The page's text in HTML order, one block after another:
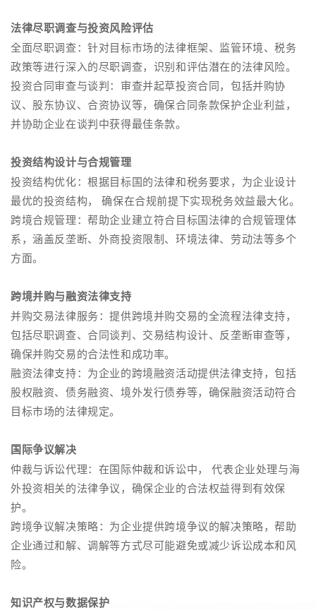
法律尽职调查与投资风险评估
全面尽职调查：针对目标市场的法律框架、监管环境、税务
政策等进行深入的尽职调查，识别和评估潜在的法律风险。
投资合同审查与谈判：审查并起草投资合同，包括并购协
议、股东协议、合资协议等，确保合同条款保护企业利益，
并协助企业在谈判中获得最佳条款。
投资结构设计与合规管理
投资结构优化：根据目标国的法律和税务要求，为企业设计
最优的投资结构， 确保在合规前提下实现税务效益最大化。
跨境合规管理：帮助企业建立符合目标国法律的合规管理体
系，涵盖反垄断、外商投资限制、环境法律、劳动法等多个
方面。
跨境并购与融资法律支持
并购交易法律服务：提供跨境并购交易的全流程法律支持，
包括尽职调查、合同谈判、交易结构设计、反垄断审查等，
确保并购交易的合法性和成功率。
融资法律支持：为企业的跨境融资活动提供法律支持，包括
股权融资、债务融资、境外发行债券等，确保融资活动符合
目标市场的法律规定。
国际争议解决
仲裁与诉讼代理：在国际仲裁和诉讼中， 代表企业处理与海
外投资相关的法律争议，确保企业的合法权益得到有效保
护。
跨境争议解决策略：为企业提供跨境争议的解决策略，帮助
企业通过和解、调解等方式尽可能避免或减少诉讼成本和风
险。
知识产权与数据保护